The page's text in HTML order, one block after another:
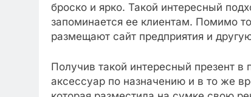
броско и ярко. Такой интересный
запоминается ее клиентам. Помимо
размещают сайт предприятия и
Получив такой интересный презент в
аксессуар по назначению и в то же